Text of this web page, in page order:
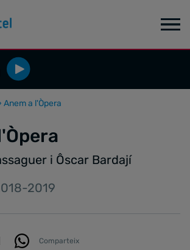
Anem a l'Òpera
i Ôscar Bardají
2019
Comparteix